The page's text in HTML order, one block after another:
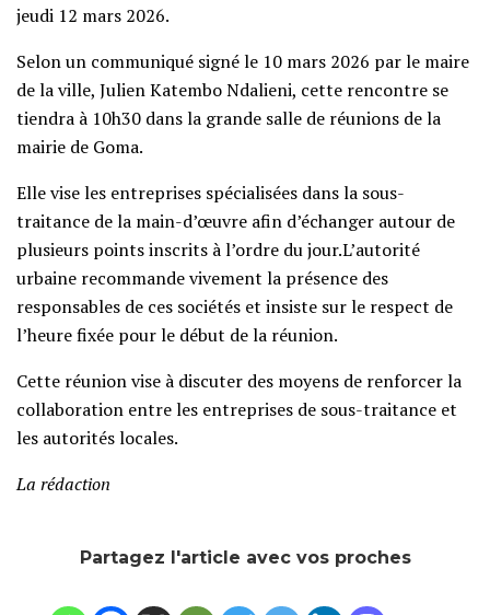
jeudi 12 mars 2026.
Selon un communiqué signé le 10 mars 2026 par le maire
de la ville, Julien Katembo Ndalieni, cette rencontre se
tiendra à 10h30 dans la grande salle de réunions de la
mairie de Goma.
Elle vise les entreprises spécialisées dans la sous-
traitance de la main-d’œuvre afin d’échanger autour de
plusieurs points inscrits à l’ordre du jour.L’autorité
urbaine recommande vivement la présence des
responsables de ces sociétés et insiste sur le respect de
l’heure fixée pour le début de la réunion.
Cette réunion vise à discuter des moyens de renforcer la
collaboration entre les entreprises de sous-traitance et
les autorités locales.
La rédaction
Partagez l'article avec vos proches